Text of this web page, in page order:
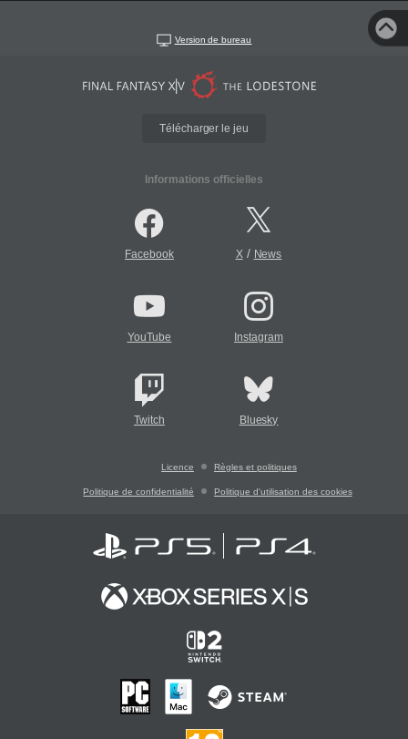
Version de bureau
Télécharger le jeu
Informations officielles
Facebook X/ News
YouTube Instagram
Twitch Bluesky
Licence Règles et politiques
Politique de confidentialité Politique d'utilisation des cookies